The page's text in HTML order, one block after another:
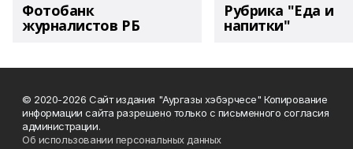
Фотобанк
журналистов РБ
Рубрика "Еда и
напитки"
© 2020-2026 Сайт издания "Аургазы хэбэрчесе" Копирование
информации сайта разрешено только с письменного согласия
администрации.
Об использовании персональных данных